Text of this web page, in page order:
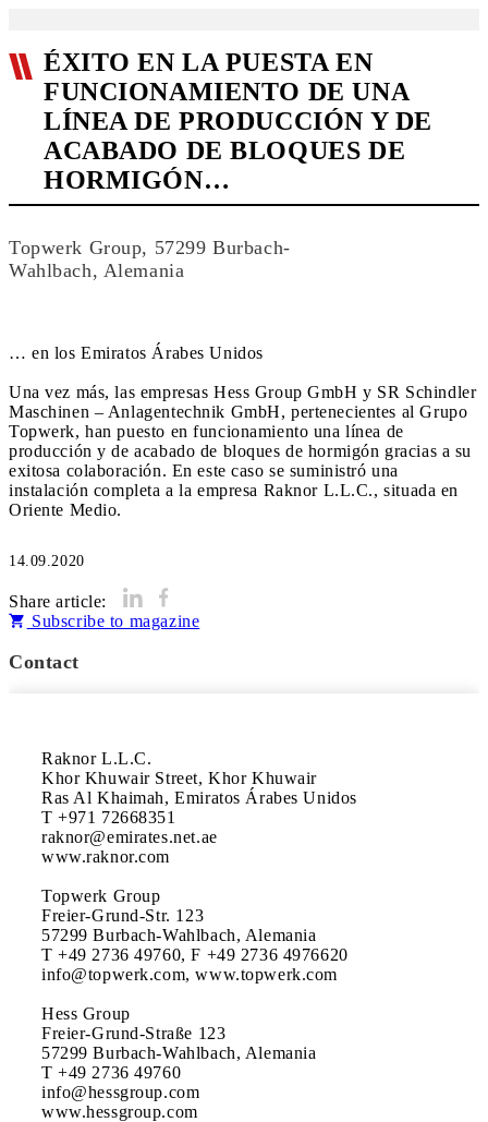
ÉXITO EN LA PUESTA EN
FUNCIONAMIENTO DE UNA
LÍNEA DE PRODUCCIÓN Y DE
ACABADO DE BLOQUES DE
HORMIGÓN…
Topwerk Group, 57299 Burbach-
Wahlbach, Alemania
… en los Emiratos Árabes Unidos
Una vez más, las empresas Hess Group GmbH y SR Schindler
Maschinen – Anlagentechnik GmbH, pertenecientes al Grupo
Topwerk, han puesto en funcionamiento una línea de
producción y de acabado de bloques de hormigón gracias a su
exitosa colaboración. En este caso se suministró una
instalación completa a la empresa Raknor L.L.C., situada en
Oriente Medio.
14.09.2020
Share article:
Subscribe to magazine
Contact
Raknor L.L.C.
Khor Khuwair Street, Khor Khuwair
Ras Al Khaimah, Emiratos Árabes Unidos
T +971 72668351
raknor@emirates.net.ae
www.raknor.com
Topwerk Group
Freier-Grund-Str. 123
57299 Burbach-Wahlbach, Alemania
T +49 2736 49760, F +49 2736 4976620
info@topwerk.com, www.topwerk.com
Hess Group
Freier-Grund-Straße 123
57299 Burbach-Wahlbach, Alemania
T +49 2736 49760
info@hessgroup.com
www.hessgroup.com